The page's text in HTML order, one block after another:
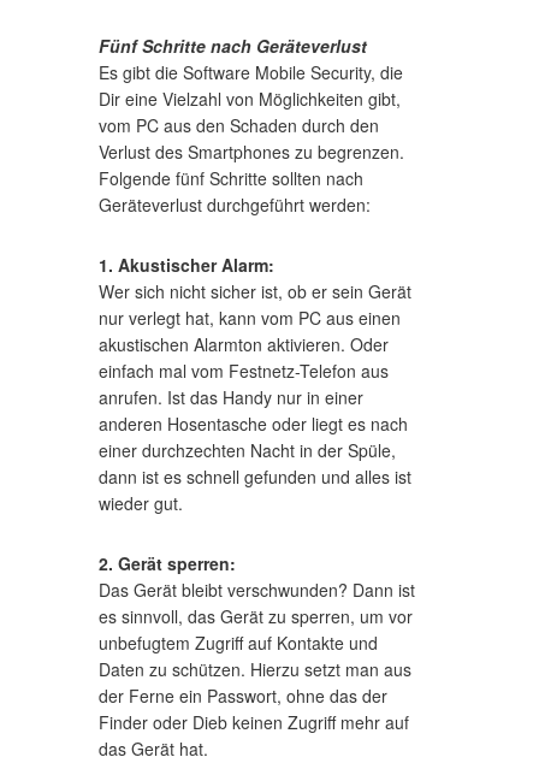
Fünf Schritte nach Geräteverlust
Es gibt die Software Mobile Security, die
Dir eine Vielzahl von Möglichkeiten gibt,
vom PC aus den Schaden durch den
Verlust des Smartphones zu begrenzen.
Folgende fünf Schritte sollten nach
Geräteverlust durchgeführt werden:
1. Akustischer Alarm:
Wer sich nicht sicher ist, ob er sein Gerät
nur verlegt hat, kann vom PC aus einen
akustischen Alarmton aktivieren. Oder
einfach mal vom Festnetz-Telefon aus
anrufen. Ist das Handy nur in einer
anderen Hosentasche oder liegt es nach
einer durchzechten Nacht in der Spüle,
dann ist es schnell gefunden und alles ist
wieder gut.
2. Gerät sperren:
Das Gerät bleibt verschwunden? Dann ist
es sinnvoll, das Gerät zu sperren, um vor
unbefugtem Zugriff auf Kontakte und
Daten zu schützen. Hierzu setzt man aus
der Ferne ein Passwort, ohne das der
Finder oder Dieb keinen Zugriff mehr auf
das Gerät hat.